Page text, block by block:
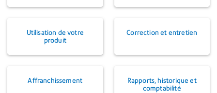
Utilisation de votre
produit
Correction et entretien
Affranchissement
Rapports, historique et
comptabilité